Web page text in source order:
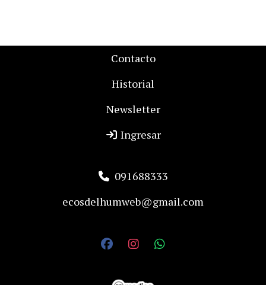
Contacto
Historial
Newsletter
Ingresar
091688333
ecosdelhumweb@gmail.com